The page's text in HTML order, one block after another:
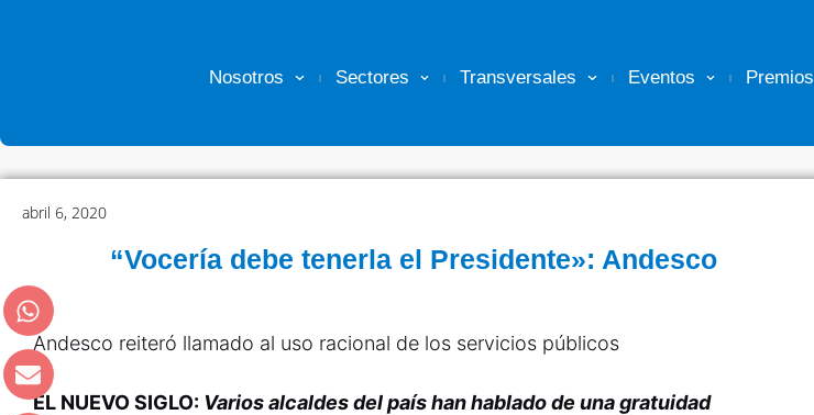
Nosotros Sectores Transversales Eventos Premios
abril 6, 2020
“Vocería debe tenerla el Presidente»: Andesco
Andesco reiteró llamado al uso racional de los servicios públicos
EL NUEVO SIGLO: Varios alcaldes del país han hablado de una gratuidad